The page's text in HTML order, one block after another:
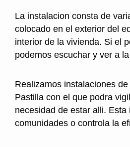
La instalacion consta de
colocado en el exterior del
interior de la vivienda. Si el
podemos escuchar y ver a
Realizamos instalaciones
Pastilla con el que podra
necesidad de estar alli.
comunidades o controla la